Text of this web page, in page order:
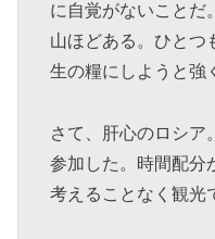
に自覚がないことだ
山ほどある。ひとつ
生の糧にしようと強
さて、肝心のロシア
参加した。時間配分
考えることなく観光